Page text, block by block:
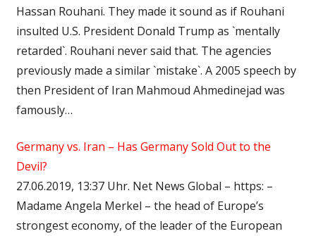
Hassan Rouhani. They made it sound as if Rouhani
insulted U.S. President Donald Trump as `mentally
retarded`. Rouhani never said that. The agencies
previously made a similar `mistake`. A 2005 speech by
then President of Iran Mahmoud Ahmedinejad was
famously…
Germany vs. Iran – Has Germany Sold Out to the
Devil?
27.06.2019, 13:37 Uhr. Net News Global – https: –
Madame Angela Merkel – the head of Europe’s
strongest economy, of the leader of the European